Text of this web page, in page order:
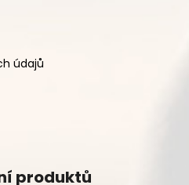
údajů
produktů